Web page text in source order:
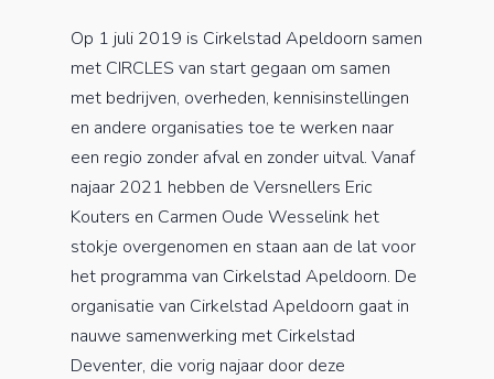
Op 1 juli 2019 is Cirkelstad Apeldoorn samen
met CIRCLES van start gegaan om samen
met bedrijven, overheden, kennisinstellingen
en andere organisaties toe te werken naar
een regio zonder afval en zonder uitval. Vanaf
najaar 2021 hebben de Versnellers Eric
Kouters en Carmen Oude Wesselink het
stokje overgenomen en staan aan de lat voor
het programma van Cirkelstad Apeldoorn. De
organisatie van Cirkelstad Apeldoorn gaat in
nauwe samenwerking met Cirkelstad
Deventer, die vorig najaar door deze